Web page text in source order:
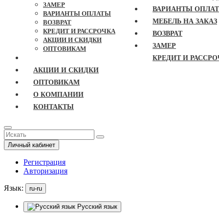
ЗАМЕР
ВАРИАНТЫ ОПЛАТЫ
ВОЗВРАТ
КРЕДИТ И РАССРОЧКА
АКЦИИ И СКИДКИ
ОПТОВИКАМ
ВАРИАНТЫ
МЕБЕЛЬ НА ЗАКАЗ
ВОЗВРАТ
ЗАМЕР
КРЕДИТ И
АКЦИИ И СКИДКИ
ОПТОВИКАМ
О КОМПАНИИ
КОНТАКТЫ
Личный кабинет
Регистрация
Авторизация
Язык: ru-ru
Русский язык